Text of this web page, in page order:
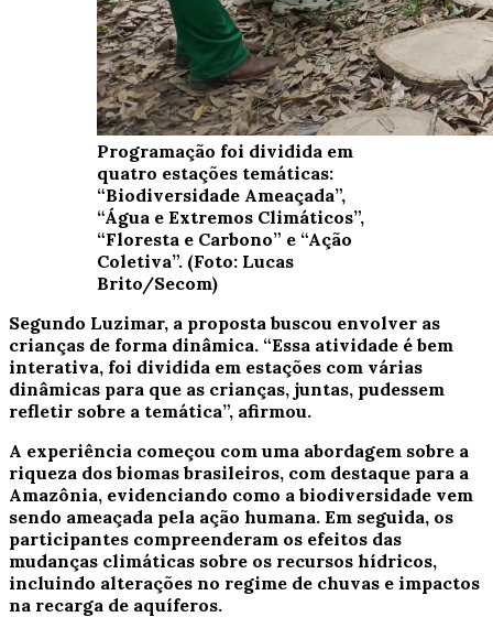
Programação foi dividida em
quatro estações temáticas:
“Biodiversidade Ameaçada”,
“Água e Extremos Climáticos”,
“Floresta e Carbono” e “Ação
Coletiva”. (Foto: Lucas
Brito/Secom)
Segundo Luzimar, a proposta buscou envolver as
crianças de forma dinâmica. “Essa atividade é bem
interativa, foi dividida em estações com várias
dinâmicas para que as crianças, juntas, pudessem
refletir sobre a temática”, afirmou.
A experiência começou com uma abordagem sobre a
riqueza dos biomas brasileiros, com destaque para a
Amazônia, evidenciando como a biodiversidade vem
sendo ameaçada pela ação humana. Em seguida, os
participantes compreenderam os efeitos das
mudanças climáticas sobre os recursos hídricos,
incluindo alterações no regime de chuvas e impactos
na recarga de aquíferos.